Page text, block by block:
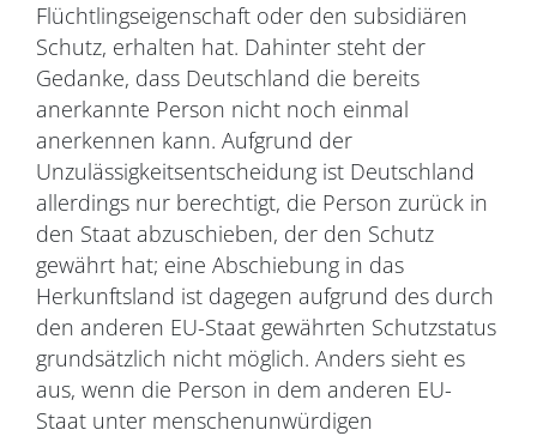
Flüchtlingseigenschaft oder den subsidiären
Schutz, erhalten hat. Dahinter steht der
Gedanke, dass Deutschland die bereits
anerkannte Person nicht noch einmal
anerkennen kann. Aufgrund der
Unzulässigkeitsentscheidung ist Deutschland
allerdings nur berechtigt, die Person zurück in
den Staat abzuschieben, der den Schutz
gewährt hat; eine Abschiebung in das
Herkunftsland ist dagegen aufgrund des durch
den anderen EU-Staat gewährten Schutzstatus
grundsätzlich nicht möglich. Anders sieht es
aus, wenn die Person in dem anderen EU-
Staat unter menschenunwürdigen